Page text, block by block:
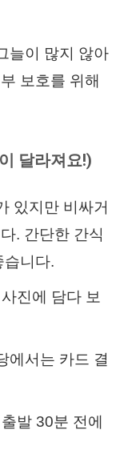
늘이 많지 않아
보호를 위해
달라져요!)
있지만 비싸거
. 간단한 간식
습니다.
진에 담다 보
에서는 카드 결
발 30분 전에